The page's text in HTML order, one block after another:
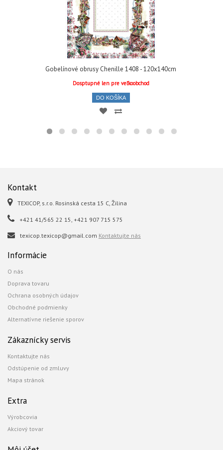
Gobelínové obrusy Chenille 1408 - 120x140cm
Dosptupné len pre veľkoobchod
DO KOŠÍKA
Kontakt
TEXICOP, s.r.o. Rosinská cesta 15 C, Žilina
+421 41/565 22 15, +421 907 715 575
texicop.texicop@gmail.com Kontaktujte nás
Informácie
O nás
Doprava tovaru
Ochrana osobných údajov
Obchodné podmienky
Alternatívne riešenie sporov
Zákaznícky servis
Kontaktujte nás
Odstúpenie od zmluvy
Mapa stránok
Extra
Výrobcovia
Akciový tovar